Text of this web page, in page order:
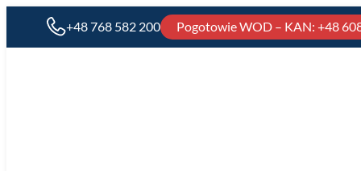
Kontakt
GZGK
+48 768 582 200 Pogotowie WOD – KAN: +48